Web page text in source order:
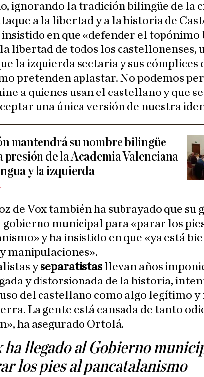
ignorando la tradición bilingüe de la
a la libertad y a la historia de
en que «defender el topónimo
libertad de todos los castellonenses,
la izquierda sectaria y sus cómplices
pretenden aplastar. No podemos
a quienes usan el castellano y que
una única versión de nuestra
mantendrá su nombre bilingüe
presión de la Academia Valenciana
y la izquierda
de Vox también ha subrayado que su
gobierno municipal para «parar los
y ha insistido en que «ya está
manipulaciones».
yseparatistas llevan años
y distorsionada de la historia,
del castellano como algo legítimo y
La gente está cansada de tanto
ha asegurado Ortolá.
ha llegado al Gobierno
los pies al pancatalanismo